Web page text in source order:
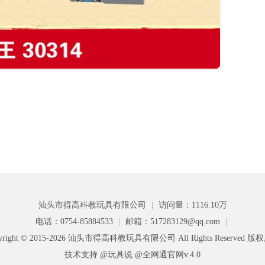
汕头市得高科教玩具有限公司
访问量：1116.10万
电话：0754-85884533
邮箱：517283129@qq.com
© 2015-2026 汕头市得高科教玩具有限公司 All Rights Reserved 版
技术支持 @玩具说 @全网通官网v.4.0